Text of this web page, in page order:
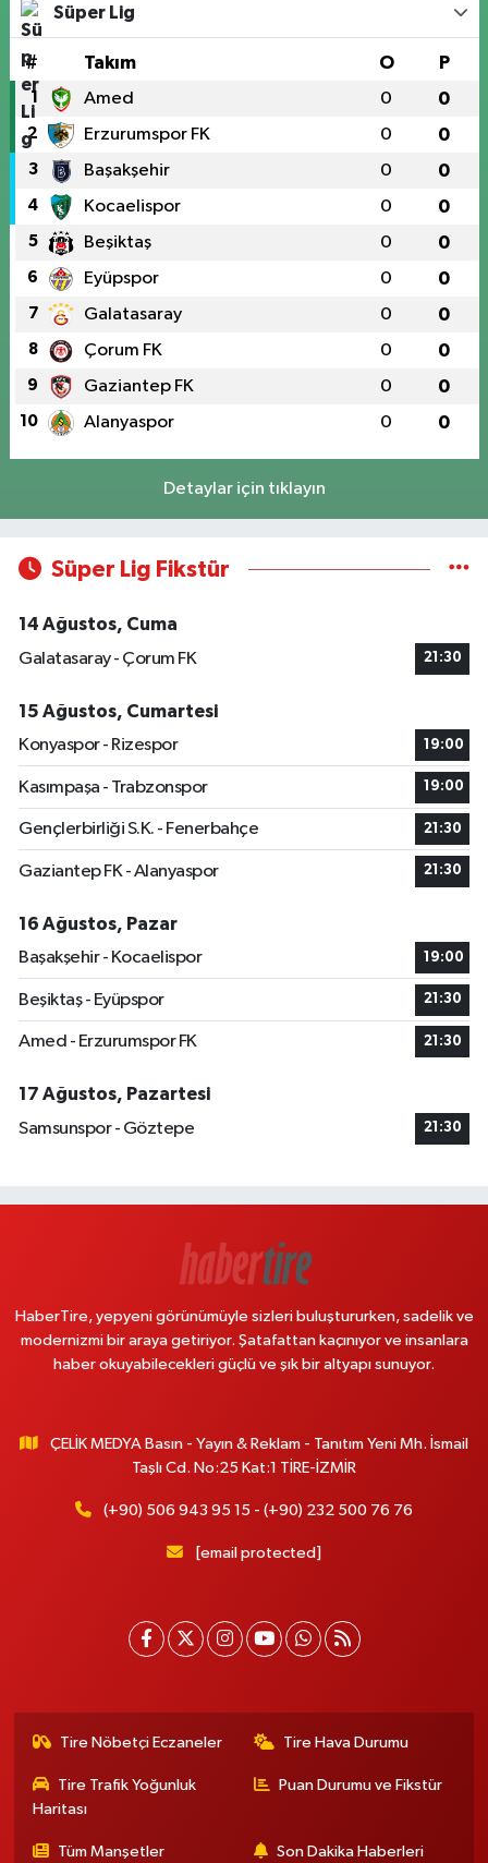
Süper Lig
# Takım O P
1 Amed 0 0
2 Erzurumspor FK 0 0
3 Başakşehir 0 0
4 Kocaelispor 0 0
5 Beşiktaş 0 0
6 Eyüpspor 0 0
7 Galatasaray 0 0
8 Çorum FK 0 0
9 Gaziantep FK 0 0
10 Alanyaspor 0 0
Detaylar için tıklayın
Süper Lig Fikstür
14 Ağustos, Cuma
Galatasaray - Çorum FK
21:30
15 Ağustos, Cumartesi
Konyaspor - Rizespor
19:00
Kasımpaşa - Trabzonspor 19:00
Gençlerbirliği S.K. - Fenerbahçe 21:30
Gaziantep FK - Alanyaspor 21:30
16 Ağustos, Pazar
Başakşehir - Kocaelispor
19:00
Beşiktaş - Eyüpspor 21:30
Amed - Erzurumspor FK 21:30
17 Ağustos, Pazartesi
Samsunspor - Göztepe
21:30
HaberTire, yepyeni görünümüyle sizleri buluştururken, sadelik ve
modernizmi bir araya getiriyor. Şatafattan kaçınıyor ve insanlara
haber okuyabilecekleri güçlü ve şık bir altyapı sunuyor.
ÇELİK MEDYA Basın - Yayın & Reklam - Tanıtım Yeni Mh. İsmail
Taşlı Cd. No:25 Kat:1 TİRE-İZMİR
(+90) 506 943 95 15 - (+90) 232 500 76 76
[email protected]
Tire Nöbetçi Eczaneler Tire Hava Durumu
Tire Trafik Yoğunluk
Haritası
Puan Durumu ve Fikstür
Tüm Manşetler Son Dakika Haberleri